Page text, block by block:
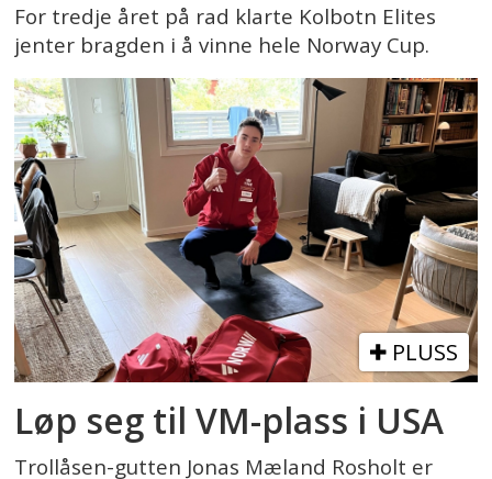
For tredje året på rad klarte Kolbotn Elites
jenter bragden i å vinne hele Norway Cup.
PLUSS
Løp seg til VM-plass i USA
Trollåsen-gutten Jonas Mæland Rosholt er